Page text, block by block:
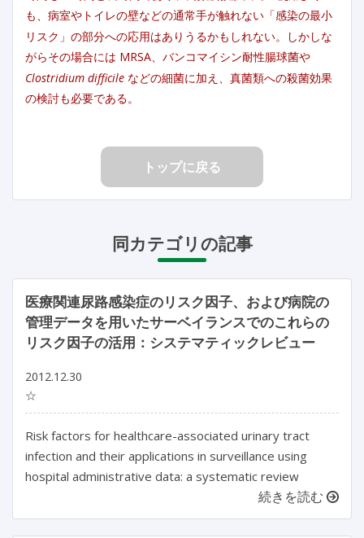
も、病室やトイレの壁などの通常手が触れない「感染の最小
リスク」の部分への応用はありうるかもしれない。しかしな
がらその場合には MRSA、バンコマイシン耐性腸球菌や
Clostridium difficile などの細菌に加え、真菌類への殺菌効果
の検討も必要である。
トップに戻る
同カテゴリの記事
医療関連尿路感染症のリスク因子、および病院の
管理データを用いたサーベイランスでのこれらの
リスク因子の活用：システマティックレビュー
2012.12.30
☆
Risk factors for healthcare-associated urinary tract
infection and their applications in surveillance using
hospital administrative data: a systematic review
続きを読む